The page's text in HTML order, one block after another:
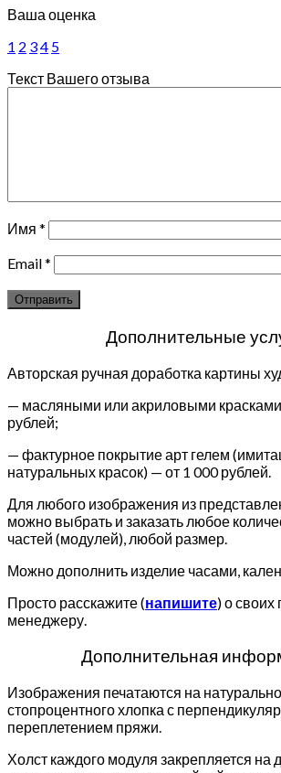
Ваша оценка
1 2 34 5
Текст Вашего отзыва
Имя *
Email*
Дополнительные
Авторская ручная доработка картины
— масляными или акриловыми
рублей;
— фактурное покрытие арт гелем
натуральных красок) — от 1 000 рублей.
Для любого изображения из
можно выбрать и заказать любое
частей (модулей), любой размер.
Можно дополнить изделие часами,
Просто расскажите (напишите) о
менеджеру.
Дополнительная
Изображения печатаются на
стопроцентного хлопка с
переплетением пряжи.
Холст каждого модуля закрепляется на